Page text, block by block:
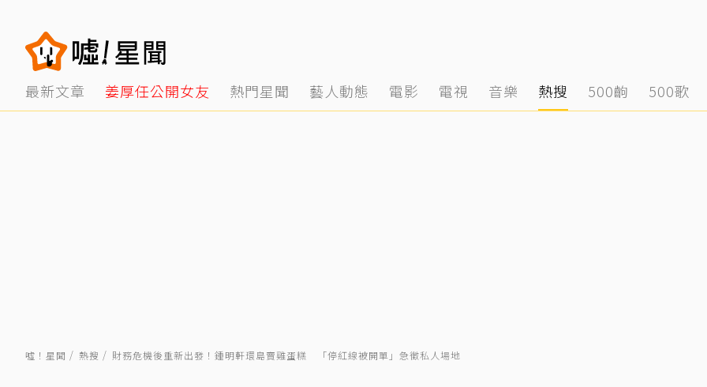
最新文章 姜厚任公開女友 熱門星聞 藝人動態 電影 電視 音樂 熱搜 500齣 500歌
噓！星聞 熱搜 財務危機後重新出發！鍾明軒環島賣雞蛋糕 「停紅線被開單」急徵私人場地